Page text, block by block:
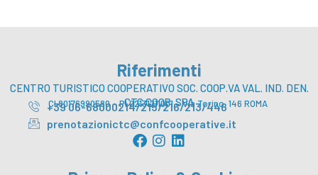
Riferimenti
CENTRO TURISTICO COOPERATIVO SOC. COOP.VA VAL. IND. DEN.
CTC COOP. SPA
CI 80176990580 – PI 02131211001 – Via Torino, 146 ROMA
+39 06-68000214/215/216/213/446
prenotazionictc@confcooperative.it
F
a
I
L